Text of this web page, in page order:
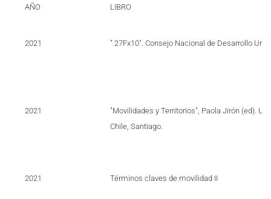
AÑO LIBRO
2021 " 27Fx10". Consejo Nacional de Desarrollo
2021
"Movilidades y Territorios", Paola Jirón (ed).
Chile, Santiago.
2021 Términos claves de movilidad II